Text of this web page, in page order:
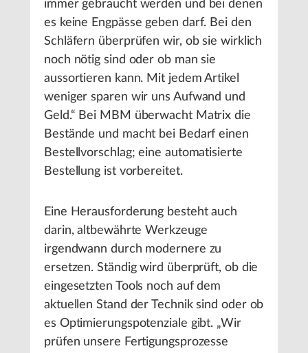
immer gebraucht werden und bei denen
es keine Engpässe geben darf. Bei den
Schläfern überprüfen wir, ob sie wirklich
noch nötig sind oder ob man sie
aussortieren kann. Mit jedem Artikel
weniger sparen wir uns Aufwand und
Geld.“ Bei MBM überwacht Matrix die
Bestände und macht bei Bedarf einen
Bestellvorschlag; eine automatisierte
Bestellung ist vorbereitet.
Eine Herausforderung besteht auch
darin, altbewährte Werkzeuge
irgendwann durch modernere zu
ersetzen. Ständig wird überprüft, ob die
eingesetzten Tools noch auf dem
aktuellen Stand der Technik sind oder ob
es Optimierungspotenziale gibt. „Wir
prüfen unsere Fertigungsprozesse